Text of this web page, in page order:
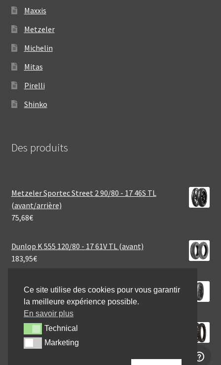
Maxxis
Metzeler
Michelin
Mitas
Pirelli
Shinko
Des produits
Metzeler Sportec Street 2 90/80 - 17 46S TL
(avant/arrière)
75,68€
Dunlop K 555 120/80 - 17 61V TL (avant)
183,95€
Mitas MC 7 2.75 - 18 42P TT (avant/arrière)
48,95€
Michelin Tracker 110/100 - 18 64R TT (arrière)
74,95€
Ce site utilise des cookies pour vous garantir
la meilleure expérience possible.
En savoir plus
TechnicalTechnical
MarketingMarketing